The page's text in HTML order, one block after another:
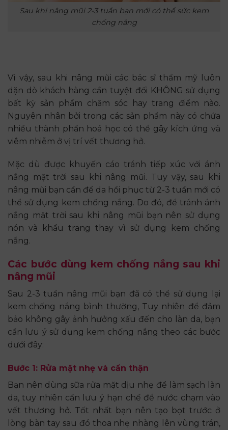
Sau khi nâng mũi 2-3 tuần bạn mới có thể sức kem
chống nắng
Vì vậy, sau khi nâng mũi các bác sĩ thẩm mỹ luôn
dặn dò khách hàng cần tuyệt đối KHÔNG sử dụng
bất kỳ sản phẩm chăm sóc hay trang điểm nào.
Nguyên nhân bởi trong các sản phẩm này có chứa
nhiều thành phần hoá học có thể gây kích ứng và
viêm nhiễm ở vị trí vết thương hở.
Mặc dù được khuyến cáo tránh tiếp xúc với ánh
nắng mặt trời sau khi nâng mũi. Tuy vậy, sau khi
nâng mũi bạn cần để da hồi phục từ 2-3 tuần mới có
thể sử dụng kem chống nắng. Do đó, để tránh ánh
nắng mặt trời sau khi nâng mũi bạn nên sử dụng
nón và khẩu trang thay vì sử dụng kem chống
nắng.
Các bước dùng kem chống nắng sau khi
nâng mũi
Sau 2-3 tuần nâng mũi bạn đã có thể sử dụng lại
kem chống nắng bình thường, Tuy nhiên để đảm
bảo không gây ảnh hưởng xấu đến cho làn da, bạn
cần lưu ý sử dụng kem chống nắng theo các bước
dưới đây:
Bước 1: Rửa mặt nhẹ và cẩn thận
Bạn nên dùng sữa rửa mặt dịu nhẹ để làm sạch làn
da, tuy nhiên cần lưu ý hạn chế để nước chạm vào
vết thương hở. Tốt nhất bạn nên tạo bọt trước ở
lòng bàn tay sau đó thoa nhẹ nhàng lên vùng trán,